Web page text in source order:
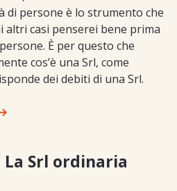
di persone è lo strumento che
altri casi penserei bene prima
È per questo che
cos’è una Srl, come
dei debiti di una Srl.
Srl ordinaria